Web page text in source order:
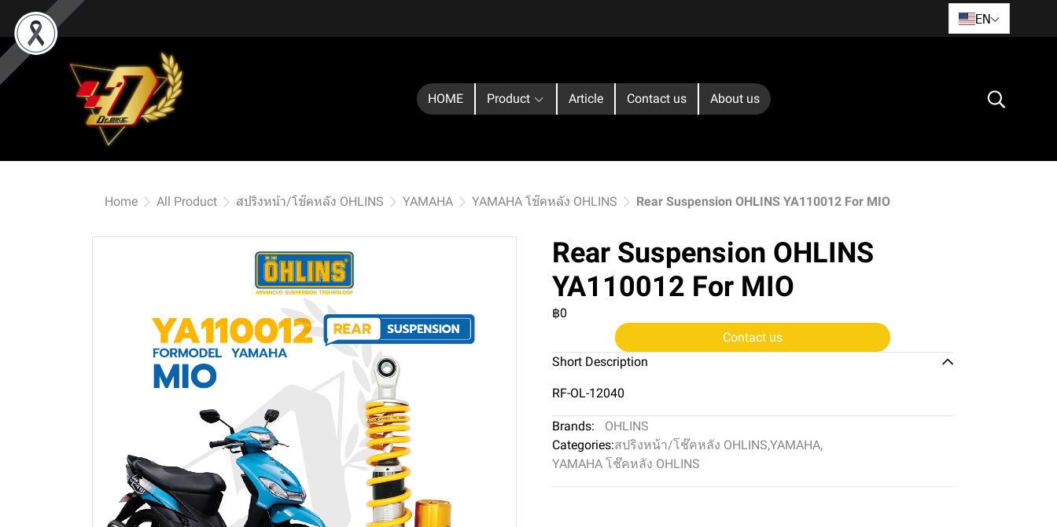
EN
HOME Product Article Contact us About us
Home All Product สปริงหน้า/โช๊คหลัง OHLINS YAMAHA YAMAHA โช๊คหลัง OHLINS Rear Suspension OHLINS YA110012 For MIO
Rear Suspension OHLINS
YA110012 For MIO
฿0
Contact us
Short Description
RF-OL-12040
Brands:
OHLINS
Categories:สปริงหน้า/โช๊คหลัง OHLINS,YAMAHA,
YAMAHA โช๊คหลัง OHLINS